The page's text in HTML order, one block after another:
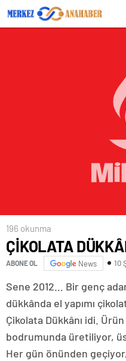
196 okunma
ÇİKOLATA
ABONE OL News 10
Sene 2012… Bir genç
dükkânda el yapımı
Çikolata Dükkânı idi.
bodrumunda üretiliyor,
Her gün önünden